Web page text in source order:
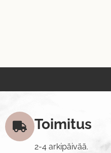
Toimitus
2-4 arkipäivää.